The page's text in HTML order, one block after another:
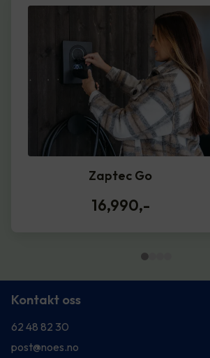
Zaptec Go
16,990,-
Kontakt oss
62 48 82 30
post@noes.no